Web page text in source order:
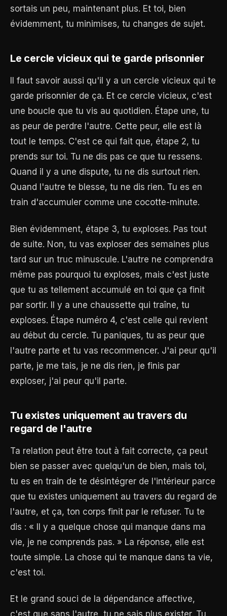
sortais un peu, maintenant plus. Et toi, bien
évidemment, tu minimises, tu changes de sujet.
Le cercle vicieux qui te garde prisonnier
Il faut savoir aussi qu'il y a un cercle vicieux qui te
garde prisonnier de ça. Et ce cercle vicieux, c'est
une boucle que tu vis au quotidien. Étape une, tu
as peur de perdre l'autre. Cette peur, elle est là
tout le temps. C'est ce qui fait que, étape 2, tu
prends sur toi. Tu ne dis pas ce que tu ressens.
Quand il y a une dispute, tu ne dis surtout rien.
Quand l'autre te blesse, tu ne dis rien. Tu es en
train d'accumuler comme une cocotte-minute.
Bien évidemment, étape 3, tu exploses. Pas tout
de suite. Non, tu vas exploser des semaines plus
tard sur un truc minuscule. L'autre ne comprendra
même pas pourquoi tu exploses, mais c'est juste
que tu as tellement accumulé en toi que ça finit
par sortir. Il y a une chaussette qui traîne, tu
exploses. Étape numéro 4, c'est celle qui revient
au début du cercle. Tu paniques, tu as peur que
l'autre parte et tu vas recommencer. J'ai peur qu'il
parte, je me tais, je ne dis rien, je finis par
exploser, j'ai peur qu'il parte.
Tu existes uniquement au travers du
regard de l'autre
Ta relation peut être tout à fait correcte, ça peut
bien se passer avec quelqu'un de bien, mais toi,
tu es en train de te désintégrer de l'intérieur parce
que tu existes uniquement au travers du regard de
l'autre, et ça, ton corps finit par le refuser. Tu te
dis : « Il y a quelque chose qui manque dans ma
vie, je ne comprends pas. » La réponse, elle est
toute simple. La chose qui te manque dans ta vie,
c'est toi.
Et le grand souci de la dépendance affective,